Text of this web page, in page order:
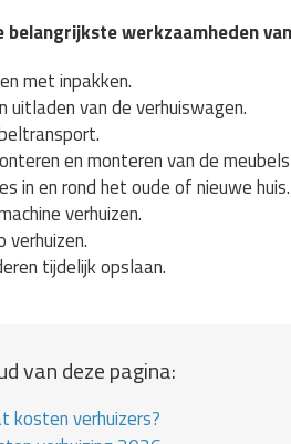
belangrijkste werkzaamheden
met inpakken.
uitladen van de verhuiswagen.
en monteren van de
in en rond het oude of nieuwe huis.
verhuizen.
verhuizen.
tijdelijk opslaan.
van deze pagina:
kosten verhuizers?